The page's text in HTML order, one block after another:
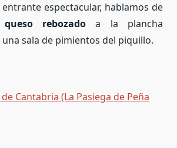
espectacular, hablamos de
rebozado a la plancha
sala de pimientos del piquillo.
Cantabria (La Pasiega de Peña